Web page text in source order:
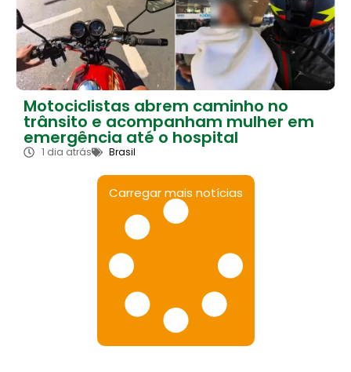
Motociclistas abrem caminho no
trânsito e acompanham mulher em
emergência até o hospital
1 dia atrás Brasil
Carregar mais notícias